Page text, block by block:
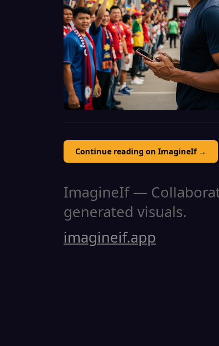
Continue reading on ImagineIf →
ImagineIf —
generated visuals.
imagineif.app